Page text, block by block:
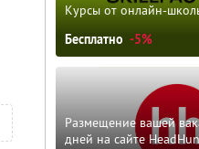
Курсы от онлайн-
Бесплатно -5%
Размещение вашей
дней на сайте